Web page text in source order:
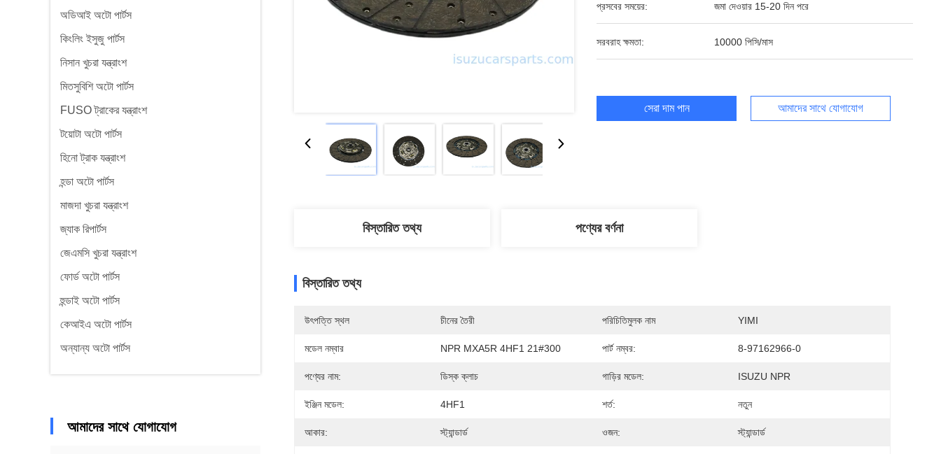
অডিআই অটো পার্টস
কিংলিং ইসুজু পার্টস
নিসান খুচরা যন্ত্রাংশ
মিতসুবিশি অটো পার্টস
FUSO ট্রাকের যন্ত্রাংশ
টয়োটা অটো পার্টস
হিনো ট্রাক যন্ত্রাংশ
হন্ডা অটো পার্টস
মাজদা খুচরা যন্ত্রাংশ
জ্যাক রিপার্টস
জেএমসি খুচরা যন্ত্রাংশ
ফোর্ড অটো পার্টস
হুন্ডাই অটো পার্টস
কেআইএ অটো পার্টস
অন্যান্য অটো পার্টস
আমাদের সাথে যোগাযোগ
প্রসবের সময়ের: জমা দেওয়ার 15-20 দিন পরে
সরবরাহ ক্ষমতা: 10000 পিসি/মাস
সেরা দাম পান আমাদের সাথে যোগাযোগ
বিস্তারিত তথ্য পণ্যের বর্ণনা
বিস্তারিত তথ্য
উৎপত্তি স্থল চীনের তৈরী পরিচিতিমুলক নাম YIMI
মডেল নম্বার NPR MXA5R 4HF1 21#300 পার্ট নম্বর: 8-97162966-0
পণ্যের নাম: ডিস্ক ক্লাচ গাড়ির মডেল: ISUZU NPR
ইঞ্জিন মডেল: 4HF1 শর্ত: নতুন
আকার: স্ট্যান্ডার্ড ওজন: স্ট্যান্ডার্ড